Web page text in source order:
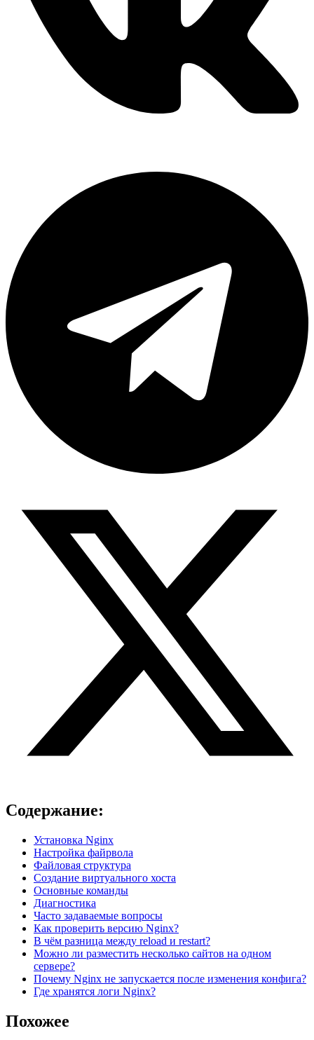
Содержание:
Установка Nginx
Настройка файрвола
Файловая структура
Создание виртуального хоста
Основные команды
Диагностика
Часто задаваемые вопросы
Как проверить версию Nginx?
В чём разница между reload и restart?
Можно ли разместить несколько сайтов на одном
сервере?
Почему Nginx не запускается после изменения конфига?
Где хранятся логи Nginx?
Похожее